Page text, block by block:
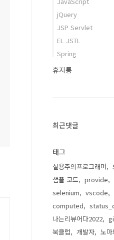
jQuery
JSP Servlet
EL JSTL
Spring
휴지통
최근댓글
태그
실용주의프로그래머
샘플 코드
provide
selenium
vscode
computed
나는리뷰어다2022
북클럽
개발자 노마